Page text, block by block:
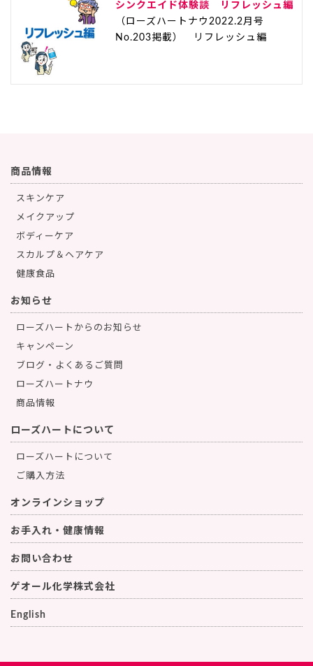
シンクエイド体験談 リフレッシュ編
（ローズハートナウ2022.2月号
No.203掲載） リフレッシュ編
商品情報
スキンケア
メイクアップ
ボディーケア
スカルプ＆ヘアケア
健康食品
お知らせ
ローズハートからのお知らせ
キャンペーン
ブログ・よくあるご質問
ローズハートナウ
商品情報
ローズハートについて
ローズハートについて
ご購入方法
オンラインショップ
お手入れ・健康情報
お問い合わせ
ゲオール化学株式会社
English